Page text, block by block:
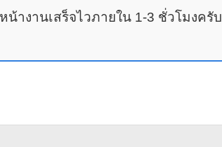
างานเสร็จไวภายใน 1-3 ชั่วโมงครับ